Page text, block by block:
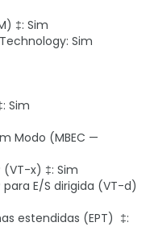
‡: Sim
Sim
Sim
Modo (MBEC —
x) ‡: Sim
E/S dirigida (VT-d)
estendidas (EPT) ‡: